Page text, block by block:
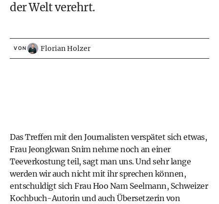
der Welt verehrt.
VON Florian Holzer
Das Treffen mit den Journalisten verspätet sich etwas,
Frau Jeongkwan Snim nehme noch an einer
Teeverkostung teil, sagt man uns. Und sehr lange
werden wir auch nicht mit ihr sprechen können,
entschuldigt sich Frau Hoo Nam Seelmann, Schweizer
Kochbuch-Autorin und auch Übersetzerin von